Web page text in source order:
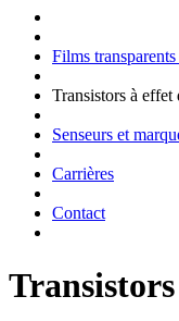
Films
Transistors à effet
Senseurs et
Carrières
Contact